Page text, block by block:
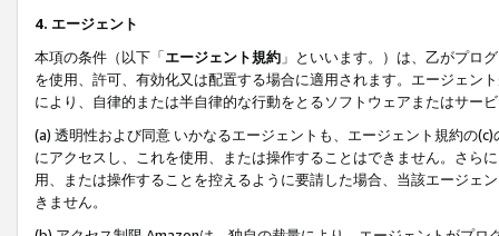
4. エージェント
本項の条件（以下「エージェント規約 」といいます。）は、乙がプロ
を使用、許可、有効化又は配置する場合に適用されます。エージェン
により、自律的または半自律的な行動をとるソフトウェアまたはサー
(a) 透明性および同意 いかなるエージェントも、エージェント規約の
にアクセスし、これを使用、または操作することはできません。さら
用、または操作することを控えるように要請した場合、当該エージェ
きません。